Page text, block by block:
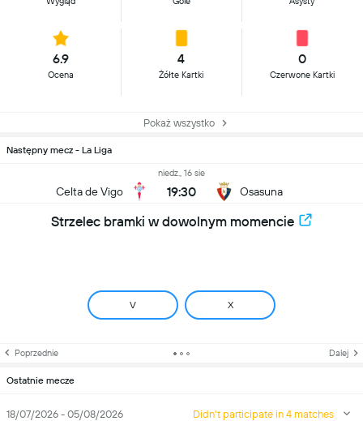
6.9
Ocena
4
Żółte Kartki
0
Czerwone Kartki
Pokaż wszystko
Następny mecz - La Liga
Celta de Vigo
niedz., 16 sie
19:30 Osasuna
Strzelec bramki w dowolnym momencie
V X
Poprzednie Dalej
Ostatnie mecze
18/07/2026 - 05/08/2026 Didn't participate in 4 matches